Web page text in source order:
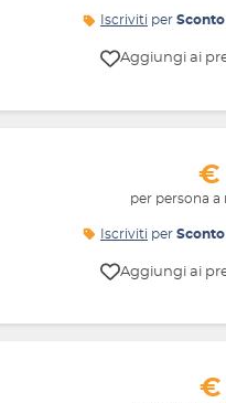
Iscriviti per
Aggiungi ai
€
per persona a
Iscriviti per
Aggiungi ai
€